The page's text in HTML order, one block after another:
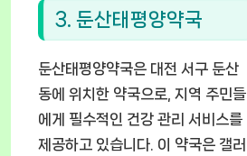
3. 둔산태평양약국
둔산태평양약국은 대전 서구 둔산
동에 위치한 약국으로, 지역 주민들
에게 필수적인 건강 관리 서비스를
제공하고 있습니다. 이 약국은 갤러